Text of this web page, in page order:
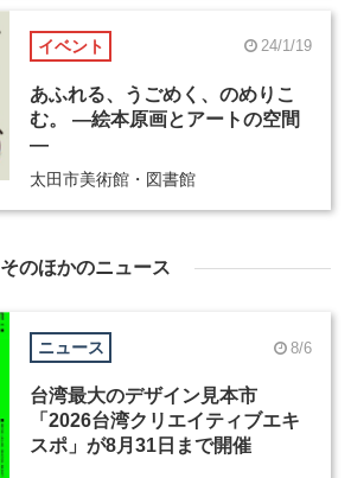
イベント 24/1/19
あふれる、うごめく、のめりこ
む。 ―絵本原画とアートの空間
―
太田市美術館・図書館
そのほかのニュース
ニュース 8/6
台湾最大のデザイン見本市
「2026台湾クリエイティブエキ
スポ」が8月31日まで開催